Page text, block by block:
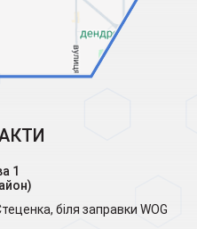
1
біля заправки WOG